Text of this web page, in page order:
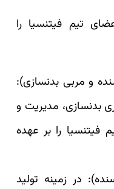
تیم فیتنسیا را
و مربی بدنسازی):
بدنسازی، مدیریت و
فیتنسیا را بر عهده
در زمینه تولید